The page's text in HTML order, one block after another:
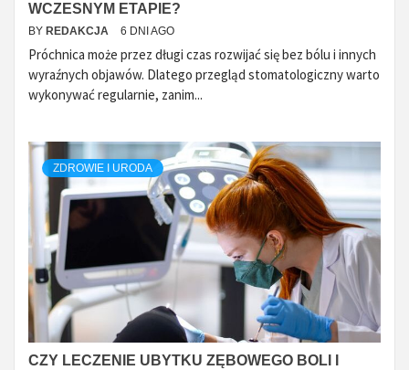
WCZESNYM ETAPIE?
BY REDAKCJA 6 DNI AGO
Próchnica może przez długi czas rozwijać się bez bólu i innych
wyraźnych objawów. Dlatego przegląd stomatologiczny warto
wykonywać regularnie, zanim...
ZDROWIE I URODA
CZY LECZENIE UBYTKU ZĘBOWEGO BOLI I